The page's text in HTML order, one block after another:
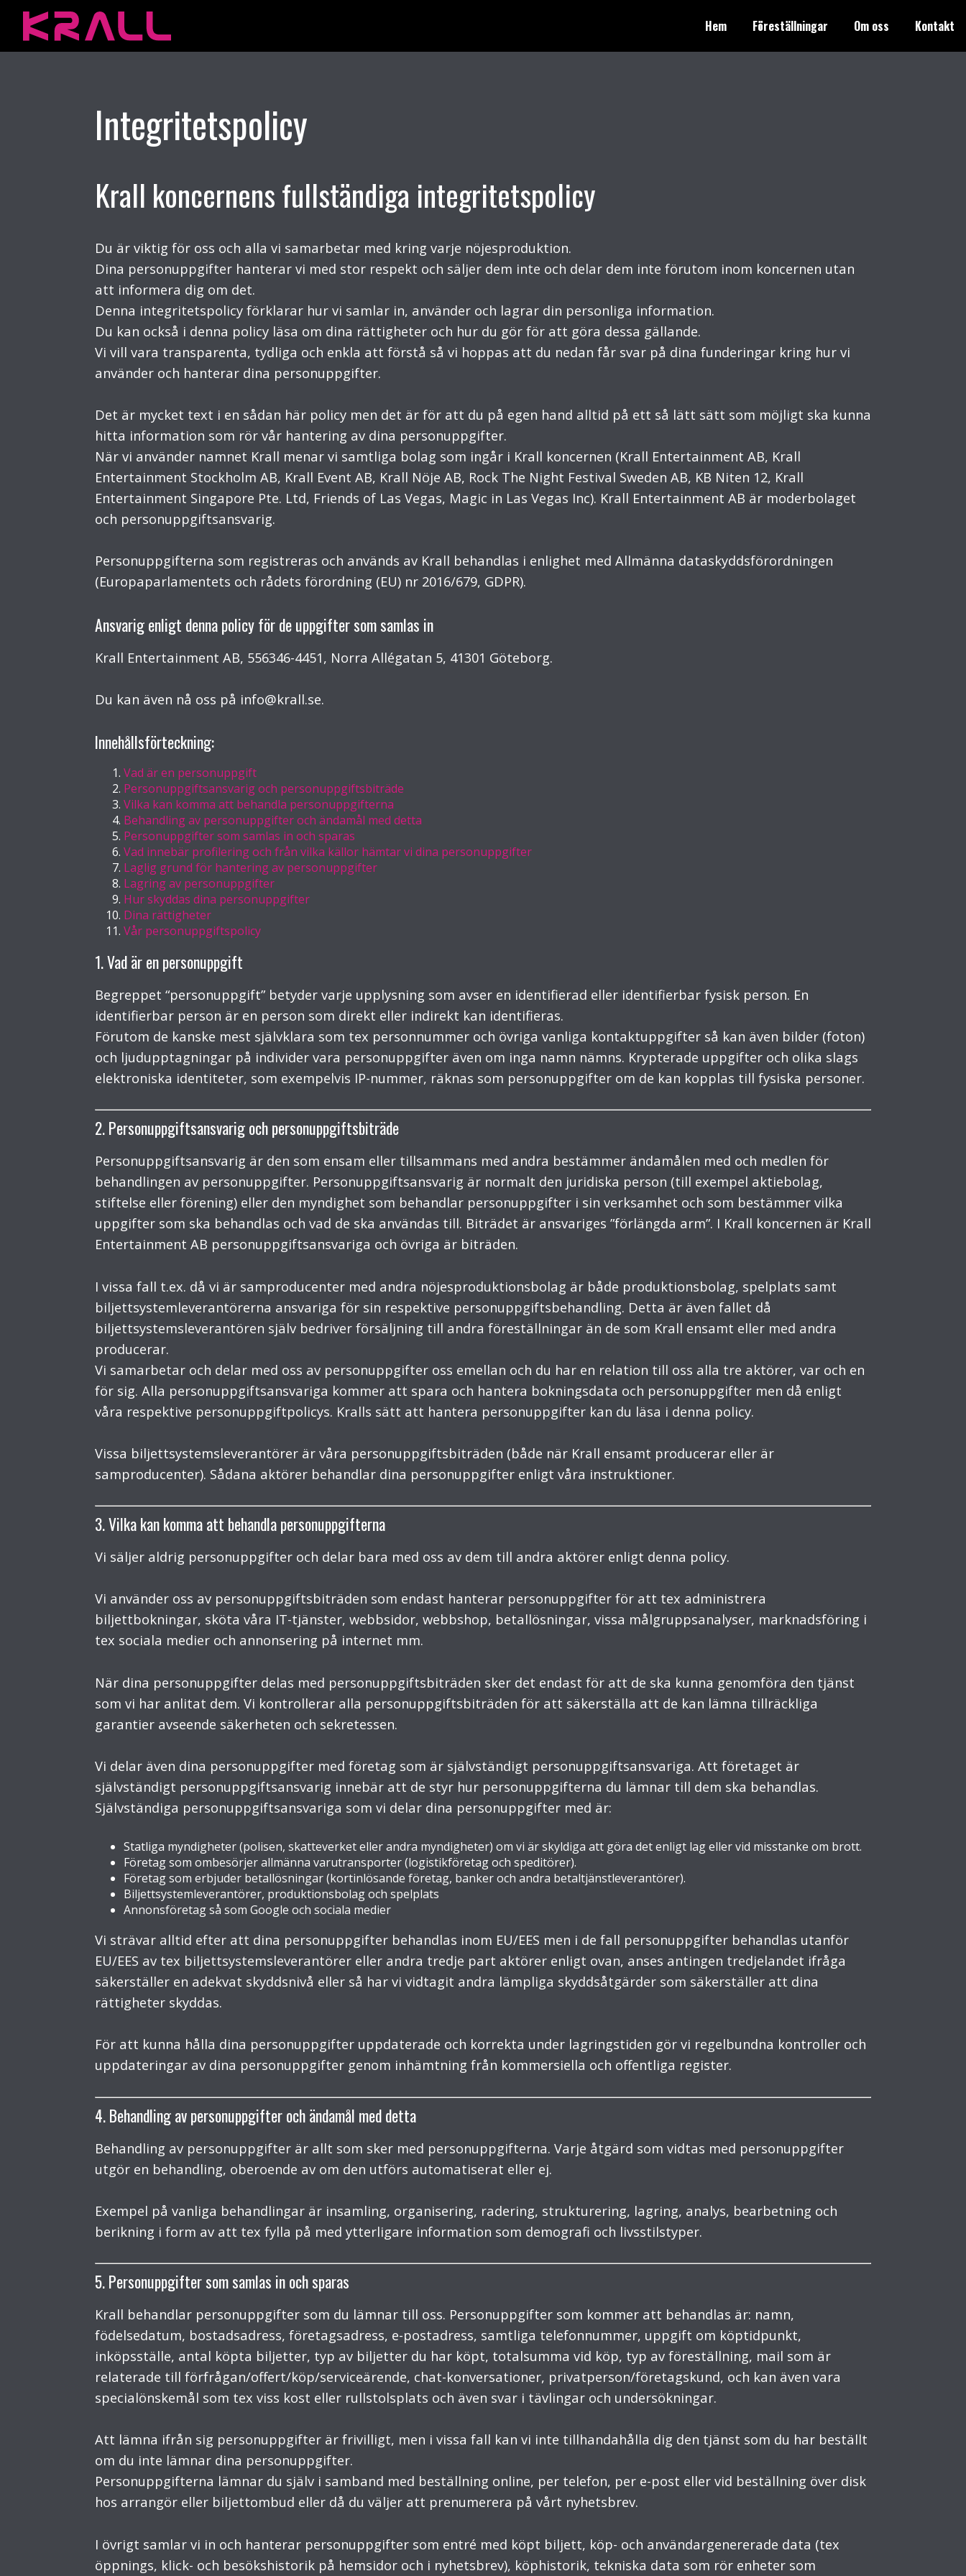
Hem Föreställningar Om oss Kontakt
Integritetspolicy
Krall koncernens fullständiga integritetspolicy
Du är viktig för oss och alla vi samarbetar med kring varje nöjesproduktion.
Dina personuppgifter hanterar vi med stor respekt och säljer dem inte och delar dem inte förutom inom koncernen utan
att informera dig om det.
Denna integritetspolicy förklarar hur vi samlar in, använder och lagrar din personliga information.
Du kan också i denna policy läsa om dina rättigheter och hur du gör för att göra dessa gällande.
Vi vill vara transparenta, tydliga och enkla att förstå så vi hoppas att du nedan får svar på dina funderingar kring hur vi
använder och hanterar dina personuppgifter.
Det är mycket text i en sådan här policy men det är för att du på egen hand alltid på ett så lätt sätt som möjligt ska kunna
hitta information som rör vår hantering av dina personuppgifter.
När vi använder namnet Krall menar vi samtliga bolag som ingår i Krall koncernen (Krall Entertainment AB, Krall
Entertainment Stockholm AB, Krall Event AB, Krall Nöje AB, Rock The Night Festival Sweden AB, KB Niten 12, Krall
Entertainment Singapore Pte. Ltd, Friends of Las Vegas, Magic in Las Vegas Inc). Krall Entertainment AB är moderbolaget
och personuppgiftsansvarig.
Personuppgifterna som registreras och används av Krall behandlas i enlighet med Allmänna dataskyddsförordningen
(Europaparlamentets och rådets förordning (EU) nr 2016/679, GDPR).
Ansvarig enligt denna policy för de uppgifter som samlas in
Krall Entertainment AB, 556346-4451, Norra Allégatan 5, 41301 Göteborg.
Du kan även nå oss på info@krall.se.
Innehållsförteckning:
Vad är en personuppgift
Personuppgiftsansvarig och personuppgiftsbiträde
Vilka kan komma att behandla personuppgifterna
Behandling av personuppgifter och ändamål med detta
Personuppgifter som samlas in och sparas
Vad innebär profilering och från vilka källor hämtar vi dina personuppgifter
Laglig grund för hantering av personuppgifter
Lagring av personuppgifter
Hur skyddas dina personuppgifter
Dina rättigheter
Vår personuppgiftspolicy
1. Vad är en personuppgift
Begreppet “personuppgift” betyder varje upplysning som avser en identifierad eller identifierbar fysisk person. En
identifierbar person är en person som direkt eller indirekt kan identifieras.
Förutom de kanske mest självklara som tex personnummer och övriga vanliga kontaktuppgifter så kan även bilder (foton)
och ljudupptagningar på individer vara personuppgifter även om inga namn nämns. Krypterade uppgifter och olika slags
elektroniska identiteter, som exempelvis IP-nummer, räknas som personuppgifter om de kan kopplas till fysiska personer.
2. Personuppgiftsansvarig och personuppgiftsbiträde
Personuppgiftsansvarig är den som ensam eller tillsammans med andra bestämmer ändamålen med och medlen för
behandlingen av personuppgifter. Personuppgiftsansvarig är normalt den juridiska person (till exempel aktiebolag,
stiftelse eller förening) eller den myndighet som behandlar personuppgifter i sin verksamhet och som bestämmer vilka
uppgifter som ska behandlas och vad de ska användas till. Biträdet är ansvariges ”förlängda arm”. I Krall koncernen är Krall
Entertainment AB personuppgiftsansvariga och övriga är biträden.
I vissa fall t.ex. då vi är samproducenter med andra nöjesproduktionsbolag är både produktionsbolag, spelplats samt
biljettsystemleverantörerna ansvariga för sin respektive personuppgiftsbehandling. Detta är även fallet då
biljettsystemsleverantören själv bedriver försäljning till andra föreställningar än de som Krall ensamt eller med andra
producerar.
Vi samarbetar och delar med oss av personuppgifter oss emellan och du har en relation till oss alla tre aktörer, var och en
för sig. Alla personuppgiftsansvariga kommer att spara och hantera bokningsdata och personuppgifter men då enligt
våra respektive personuppgiftpolicys. Kralls sätt att hantera personuppgifter kan du läsa i denna policy.
Vissa biljettsystemsleverantörer är våra personuppgiftsbiträden (både när Krall ensamt producerar eller är
samproducenter). Sådana aktörer behandlar dina personuppgifter enligt våra instruktioner.
3. Vilka kan komma att behandla personuppgifterna
Vi säljer aldrig personuppgifter och delar bara med oss av dem till andra aktörer enligt denna policy.
Vi använder oss av personuppgiftsbiträden som endast hanterar personuppgifter för att tex administrera
biljettbokningar, sköta våra IT-tjänster, webbsidor, webbshop, betallösningar, vissa målgruppsanalyser, marknadsföring i
tex sociala medier och annonsering på internet mm.
När dina personuppgifter delas med personuppgiftsbiträden sker det endast för att de ska kunna genomföra den tjänst
som vi har anlitat dem. Vi kontrollerar alla personuppgiftsbiträden för att säkerställa att de kan lämna tillräckliga
garantier avseende säkerheten och sekretessen.
Vi delar även dina personuppgifter med företag som är självständigt personuppgiftsansvariga. Att företaget är
självständigt personuppgiftsansvarig innebär att de styr hur personuppgifterna du lämnar till dem ska behandlas.
Självständiga personuppgiftsansvariga som vi delar dina personuppgifter med är:
Statliga myndigheter (polisen, skatteverket eller andra myndigheter) om vi är skyldiga att göra det enligt lag eller vid misstanke om brott.
Företag som ombesörjer allmänna varutransporter (logistikföretag och speditörer).
Företag som erbjuder betallösningar (kortinlösande företag, banker och andra betaltjänstleverantörer).
Biljettsystemleverantörer, produktionsbolag och spelplats
Annonsföretag så som Google och sociala medier
Vi strävar alltid efter att dina personuppgifter behandlas inom EU/EES men i de fall personuppgifter behandlas utanför
EU/EES av tex biljettsystemsleverantörer eller andra tredje part aktörer enligt ovan, anses antingen tredjelandet ifråga
säkerställer en adekvat skyddsnivå eller så har vi vidtagit andra lämpliga skyddsåtgärder som säkerställer att dina
rättigheter skyddas.
För att kunna hålla dina personuppgifter uppdaterade och korrekta under lagringstiden gör vi regelbundna kontroller och
uppdateringar av dina personuppgifter genom inhämtning från kommersiella och offentliga register.
4. Behandling av personuppgifter och ändamål med detta
Behandling av personuppgifter är allt som sker med personuppgifterna. Varje åtgärd som vidtas med personuppgifter
utgör en behandling, oberoende av om den utförs automatiserat eller ej.
Exempel på vanliga behandlingar är insamling, organisering, radering, strukturering, lagring, analys, bearbetning och
berikning i form av att tex fylla på med ytterligare information som demografi och livsstilstyper.
5. Personuppgifter som samlas in och sparas
Krall behandlar personuppgifter som du lämnar till oss. Personuppgifter som kommer att behandlas är: namn,
födelsedatum, bostadsadress, företagsadress, e-postadress, samtliga telefonnummer, uppgift om köptidpunkt,
inköpsställe, antal köpta biljetter, typ av biljetter du har köpt, totalsumma vid köp, typ av föreställning, mail som är
relaterade till förfrågan/offert/köp/serviceärende, chat-konversationer, privatperson/företagskund, och kan även vara
specialönskemål som tex viss kost eller rullstolsplats och även svar i tävlingar och undersökningar.
Att lämna ifrån sig personuppgifter är frivilligt, men i vissa fall kan vi inte tillhandahålla dig den tjänst som du har beställt
om du inte lämnar dina personuppgifter.
Personuppgifterna lämnar du själv i samband med beställning online, per telefon, per e-post eller vid beställning över disk
hos arrangör eller biljettombud eller då du väljer att prenumerera på vårt nyhetsbrev.
I övrigt samlar vi in och hanterar personuppgifter som entré med köpt biljett, köp- och användargenererade data (tex
öppnings, klick- och besökshistorik på hemsidor och i nyhetsbrev), köphistorik, tekniska data som rör enheter som